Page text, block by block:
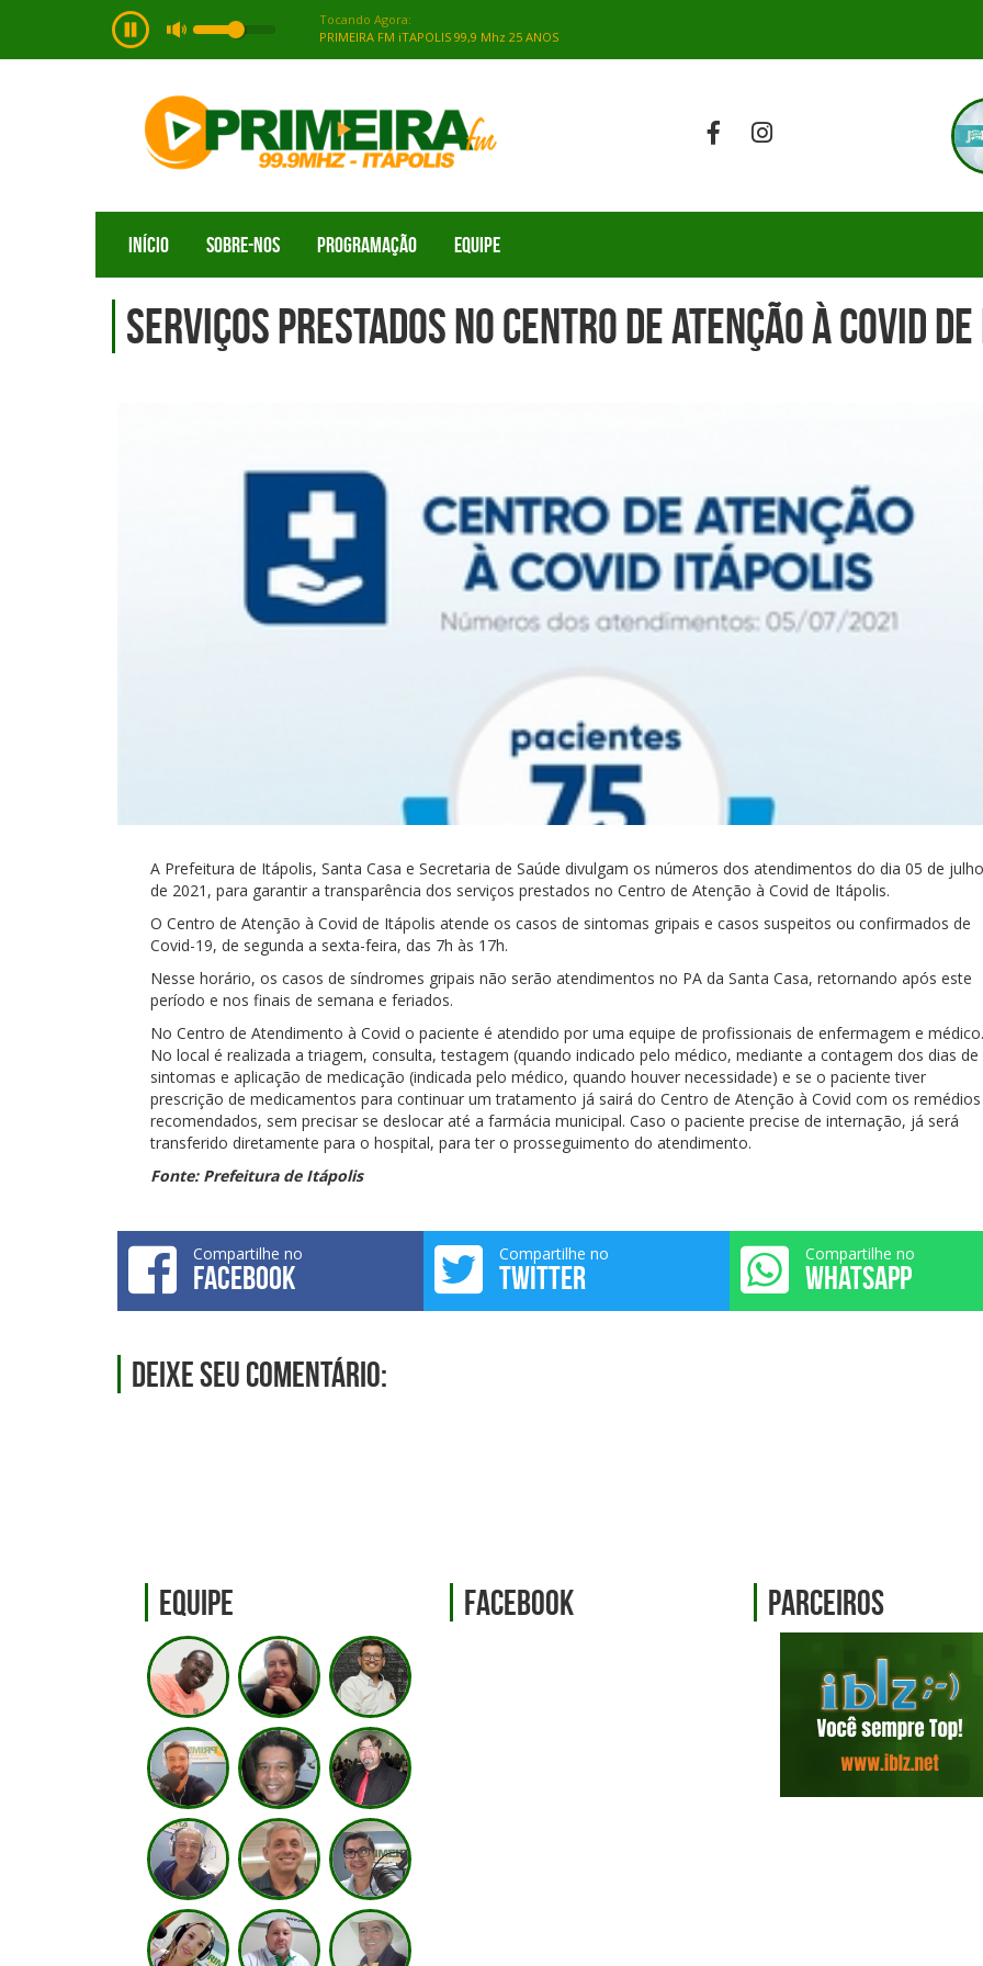
INÍCIO SOBRE-NOS PROGRAMAÇÃO EQUIPE
Serviços prestados no Centro de Atenção à Covid
A Prefeitura de Itápolis, Santa Casa e Secretaria de Saúde divulgam os números dos atendimentos do dia 05 de julho
de 2021, para garantir a transparência dos serviços prestados no Centro de Atenção à Covid de Itápolis.
O Centro de Atenção à Covid de Itápolis atende os casos de sintomas gripais e casos suspeitos ou confirmados de
Covid-19, de segunda a sexta-feira, das 7h às 17h.
Nesse horário, os casos de síndromes gripais não serão atendimentos no PA da Santa Casa, retornando após este
período e nos finais de semana e feriados.
No Centro de Atendimento à Covid o paciente é atendido por uma equipe de profissionais de enfermagem e médico.
No local é realizada a triagem, consulta, testagem (quando indicado pelo médico, mediante a contagem dos dias de
sintomas e aplicação de medicação (indicada pelo médico, quando houver necessidade) e se o paciente tiver
prescrição de medicamentos para continuar um tratamento já sairá do Centro de Atenção à Covid com os remédios
recomendados, sem precisar se deslocar até a farmácia municipal. Caso o paciente precise de internação, já será
transferido diretamente para o hospital, para ter o prosseguimento do atendimento.
Fonte: Prefeitura de Itápolis
Compartilhe no
FACEBOOK
Compartilhe no
TWITTER
Compartilhe no
WHATSAPP
Deixe seu comentário:
Equipe Facebook Parceiros